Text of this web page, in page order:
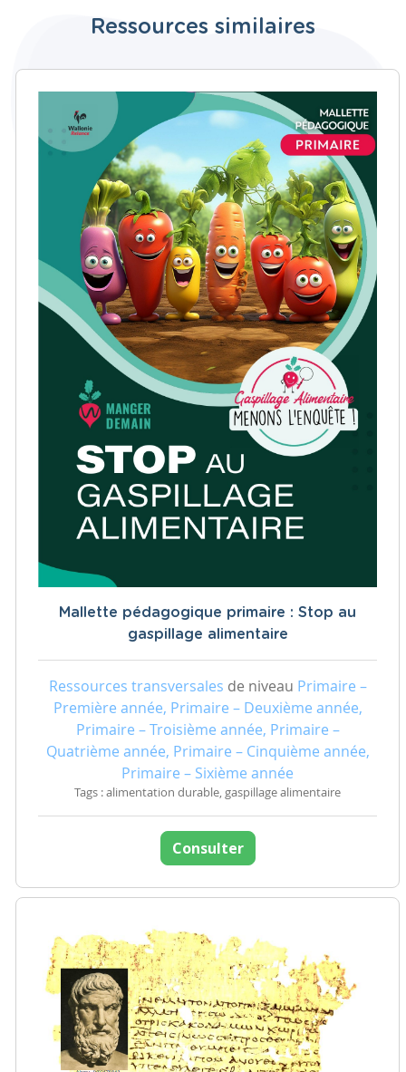
Ressources similaires
Mallette pédagogique primaire : Stop au
gaspillage alimentaire
Ressources transversales de niveau Primaire –
Première année, Primaire – Deuxième année,
Primaire – Troisième année, Primaire –
Quatrième année, Primaire – Cinquième année,
Primaire – Sixième année
Tags : alimentation durable, gaspillage alimentaire
Consulter